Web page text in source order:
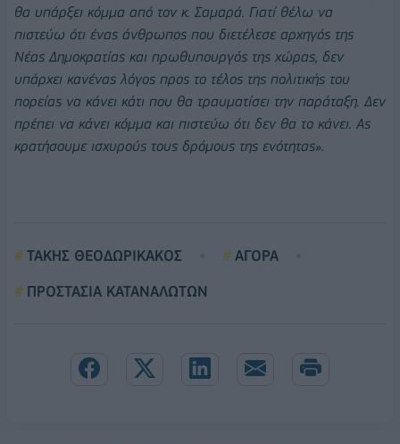
θα υπάρξει κόμμα από τον κ. Σαμαρά. Γιατί θέλω να
πιστεύω ότι ένας άνθρωπος που διετέλεσε αρχηγός της
Νέας Δημοκρατίας και πρωθυπουργός της χώρας, δεν
υπάρχει κανένας λόγος προς το τέλος της πολιτικής του
πορείας να κάνει κάτι που θα τραυματίσει την παράταξη. Δεν
πρέπει να κάνει κόμμα και πιστεύω ότι δεν θα το κάνει. Ας
κρατήσουμε ισχυρούς τους δρόμους της ενότητας».
ΤΑΚΗΣ ΘΕΟΔΩΡΙΚΑΚΟΣ
ΑΓΟΡΑ
ΠΡΟΣΤΑΣΙΑ ΚΑΤΑΝΑΛΩΤΩΝ